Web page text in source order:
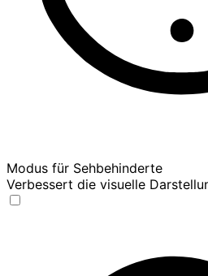
Modus für Sehbehinderte
Verbessert die visuelle